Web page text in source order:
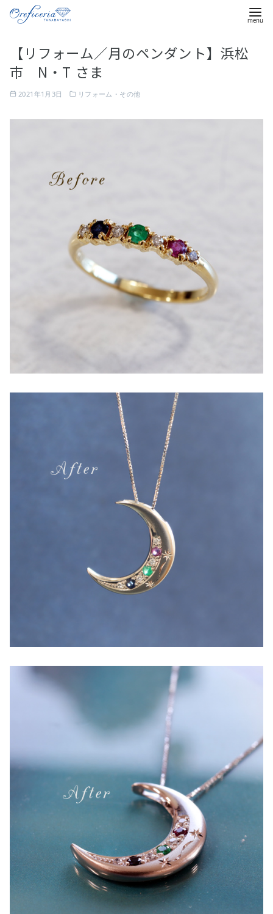
【リフォーム／月のペンダント】浜松
市 N・T さま
2021年1月3日 リフォーム・その他